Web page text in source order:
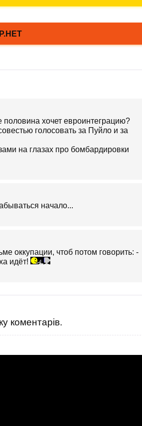
половина хочет евроинтеграцию?
голосовать за Пуйло и за
на глазах про бомбардировки
начало...
оккупации, чтоб потом говорить: -
идёт!
коментарів.